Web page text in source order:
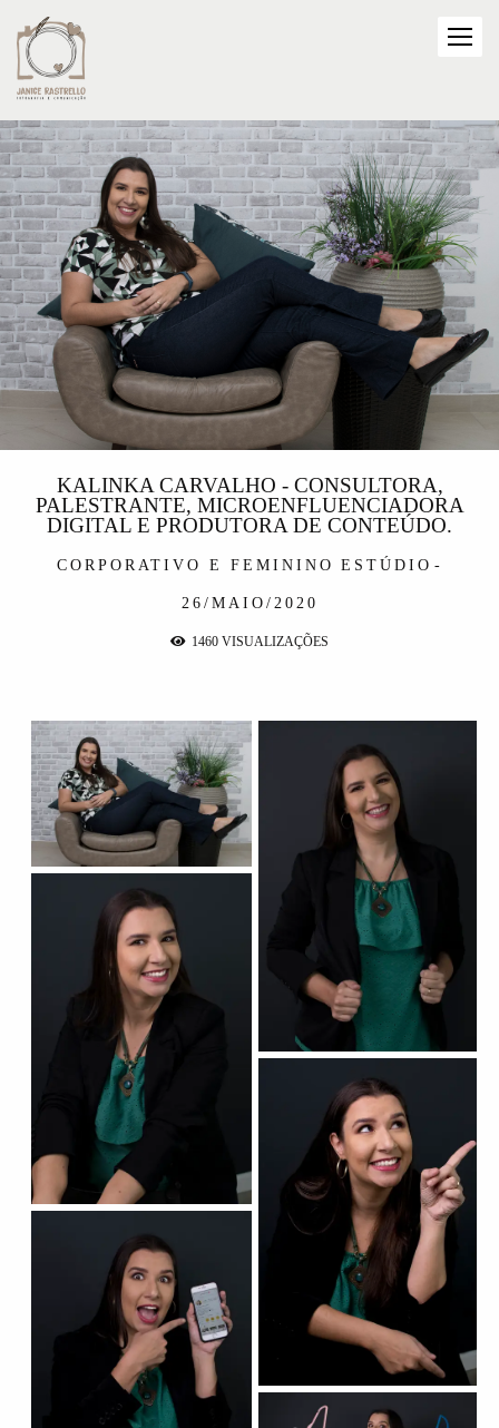
CORPORATIVO E FEMININO ESTÚDIO
26/MAIO/2020
KALINKA CARVALHO - CONSULTORA,
PALESTRANTE, MICROENFLUENCIADORA
DIGITAL E PRODUTORA DE CONTEÚDO.
1460 VISUALIZAÇÕES